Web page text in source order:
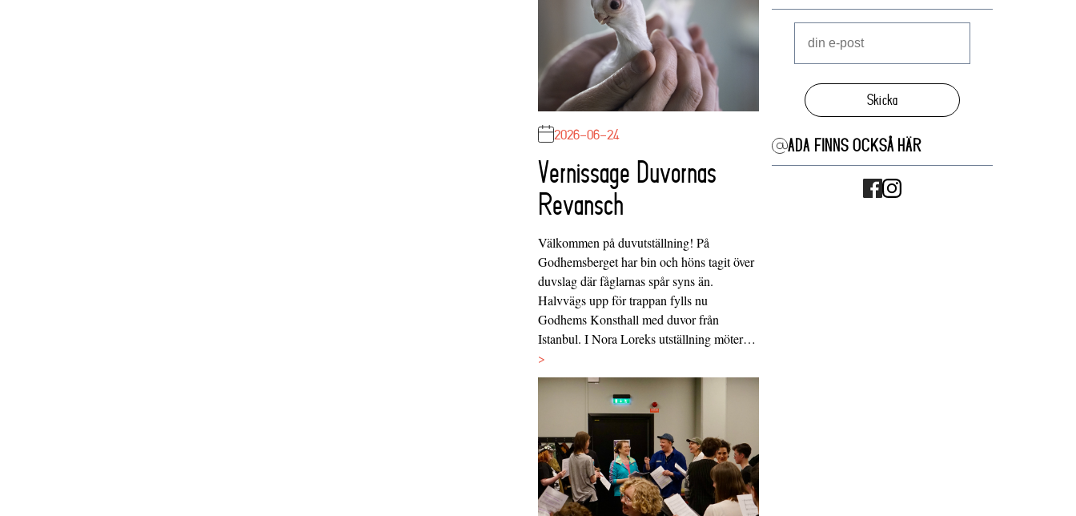
2026-06-24
Vernissage Duvornas
Revansch
Välkommen på duvutställning! På
Godhemsberget har bin och höns tagit över
duvslag där fåglarnas spår syns än.
Halvvägs upp för trappan fylls nu
Godhems Konsthall med duvor från
Istanbul. I Nora Loreks utställning möter…
>
Skicka
ADA FINNS OCKSÅ HÄR